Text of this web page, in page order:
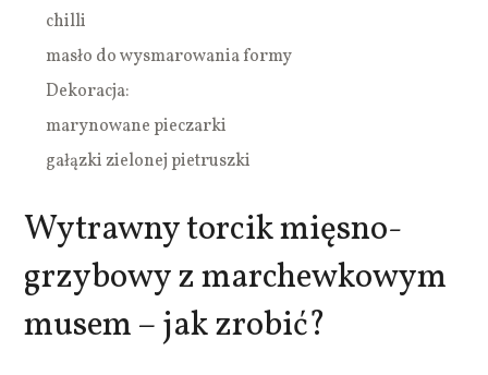
chilli
masło do wysmarowania formy
Dekoracja:
marynowane pieczarki
gałązki zielonej pietruszki
Wytrawny torcik mięsno-
grzybowy z marchewkowym
musem – jak zrobić?